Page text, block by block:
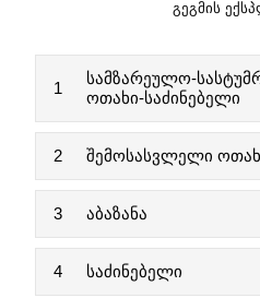
ᲒᲔᲒᲛᲘᲡ
1
სამზარეულო-
ოთახი-საძინებელი
2 შემოსასვლელი
3 აბაზანა
4 საძინებელი